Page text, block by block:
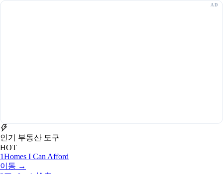
인기 부동산 도구
HOT
1Homes I Can Afford
이동 →